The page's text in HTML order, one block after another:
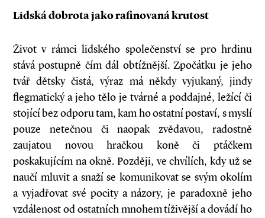
Lidská dobrota jako rafinovaná krutost
Život v rámci lidského společenství se pro hrdinu
stává postupně čím dál obtížnější. Zpočátku je jeho
tvář dětsky čistá, výraz má někdy vyjukaný, jindy
flegmatický a jeho tělo je tvárné a poddajné, ležící či
stojící bez odporu tam, kam ho ostatní postaví, s myslí
pouze netečnou či naopak zvědavou, radostně
zaujatou novou hračkou koně či ptáčkem
poskakujícím na okně. Později, ve chvílích, kdy už se
naučí mluvit a snaží se komunikovat se svým okolím
a vyjadřovat své pocity a názory, je paradoxně jeho
vzdálenost od ostatních mnohem tíživější a dovádí ho